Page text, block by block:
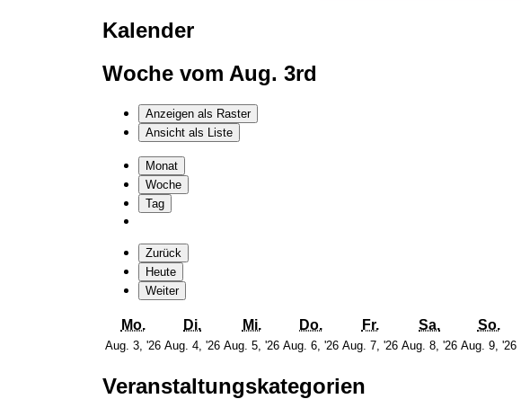
Kalender
Woche vom Aug. 3rd
Anzeigen als Raster
Ansicht als Liste
Monat
Woche
Tag
Zurück
Heute
Weiter
Mo. Montag
Di. Dienstag
Mi. Mittwoch
Do. Donnerstag
Fr. FreitagSa. Samstag
So.
Aug. 3, '263.
2026
Aug. 4, '264.Aug. 5, '265.
2026
Aug. 6, '266.
2026
Aug. 7, '267.Aug. 8, '268.Aug. 9, '269.
Veranstaltungskategorien